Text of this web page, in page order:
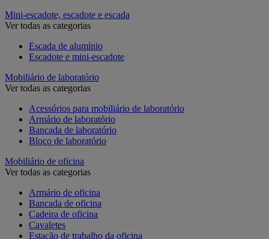
Mini-escadote, escadote e escada
Ver todas as categorias
Escada de alumínio
Escadote e mini-escadote
Mobiliário de laboratório
Ver todas as categorias
Acessórios para mobiliário de laboratório
Armário de laboratório
Bancada de laboratório
Bloco de laboratório
Mobiliário de oficina
Ver todas as categorias
Armário de oficina
Bancada de oficina
Cadeira de oficina
Cavaletes
Estação de trabalho da oficina